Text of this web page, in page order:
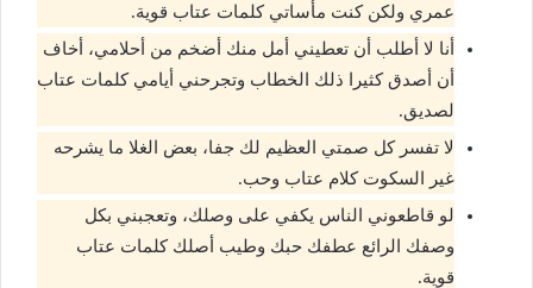
عمري ولكن كنت مأساتي كلمات عتاب قوية.
أنا لا أطلب أن تعطيني أمل منك أضخم من أحلامي، أخاف
أن أصدق كثيرا ذلك الخطاب وتجرحني أيامي كلمات عتاب
لصديق.
لا تفسر كل صمتي العظيم لك جفا، بعض الغلا ما يشرحه
غير السكوت كلام عتاب وحب.
لو قاطعوني الناس يكفي على وصلك، وتعجبني بكل
وصفك الرائع عطفك حبك وطيب أصلك كلمات عتاب
قوية.